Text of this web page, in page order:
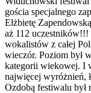
gościa specjalnego
Elżbietę
aż 112
wokalistów z całej
wieczór. Poziom był
kategorii wiekowej. I
najwięcej wyróżnień,
Ozdobą festiwalu